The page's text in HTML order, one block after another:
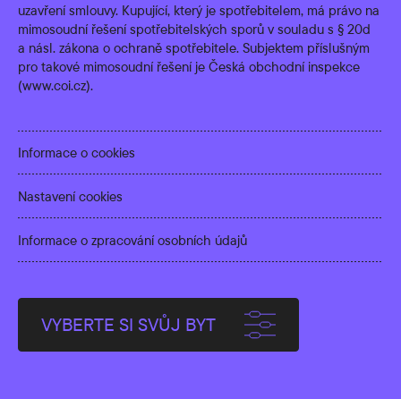
uzavření smlouvy. Kupující, který je spotřebitelem, má právo na
mimosoudní řešení spotřebitelských sporů v souladu s § 20d
a násl. zákona o ochraně spotřebitele. Subjektem příslušným
pro takové mimosoudní řešení je Česká obchodní inspekce
(www.coi.cz).
Informace o cookies
Nastavení cookies
Informace o zpracování osobních údajů
VYBERTE SI SVŮJ BYT